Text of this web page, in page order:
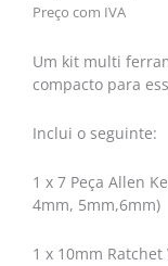
price
was:
45,50
Preço com IVA
Um kit multi
compacto para
Inclui o seguinte:
1 x 7 Peça Allen
4mm, 5mm,6mm)
1 x 10mm Ratchet